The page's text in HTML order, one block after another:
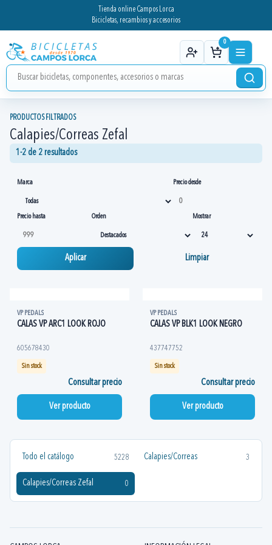
Tienda online Campos Lorca
Bicicletas, recambios y accesorios
0
Todo el catálogo 5228 Calapies/Correas 3
Calapies/Correas Zefal 0
PRODUCTOS FILTRADOS
Calapies/Correas Zefal
1-2 de 2 resultados
Marca Precio desde
Precio hasta Orden Mostrar
Aplicar Limpiar
VP PEDALS
CALAS VP ARC1 LOOK ROJO
605678430
Sin stock
Consultar precio
Ver producto
VP PEDALS
CALAS VP BLK1 LOOK NEGRO
437747752
Sin stock
Consultar precio
Ver producto